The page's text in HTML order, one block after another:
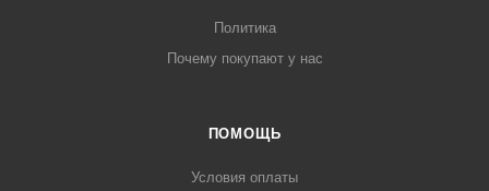
Политика
Почему покупают у нас
ПОМОЩЬ
Условия оплаты